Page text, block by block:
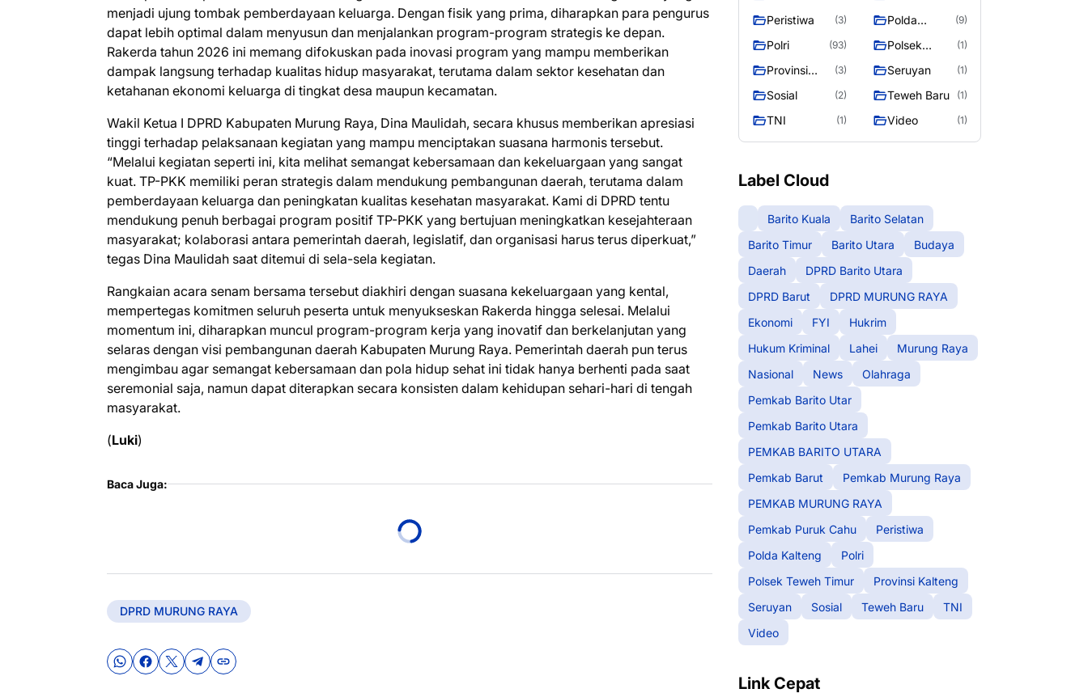
menjadi ujung tombak pemberdayaan keluarga. Dengan fisik yang prima, diharapkan para pengurus
dapat lebih optimal dalam menyusun dan menjalankan program-program strategis ke depan.
Rakerda tahun 2026 ini memang difokuskan pada inovasi program yang mampu memberikan
dampak langsung terhadap kualitas hidup masyarakat, terutama dalam sektor kesehatan dan
ketahanan ekonomi keluarga di tingkat desa maupun kecamatan.
​Wakil Ketua I DPRD Kabupaten Murung Raya, Dina Maulidah, secara khusus memberikan apresiasi
tinggi terhadap pelaksanaan kegiatan yang mampu menciptakan suasana harmonis tersebut.
“Melalui kegiatan seperti ini, kita melihat semangat kebersamaan dan kekeluargaan yang sangat
kuat. TP-PKK memiliki peran strategis dalam mendukung pembangunan daerah, terutama dalam
pemberdayaan keluarga dan peningkatan kualitas kesehatan masyarakat. Kami di DPRD tentu
mendukung penuh berbagai program positif TP-PKK yang bertujuan meningkatkan kesejahteraan
masyarakat; kolaborasi antara pemerintah daerah, legislatif, dan organisasi harus terus diperkuat,”
tegas Dina Maulidah saat ditemui di sela-sela kegiatan.
​Rangkaian acara senam bersama tersebut diakhiri dengan suasana kekeluargaan yang kental,
mempertegas komitmen seluruh peserta untuk menyukseskan Rakerda hingga selesai. Melalui
momentum ini, diharapkan muncul program-program kerja yang inovatif dan berkelanjutan yang
selaras dengan visi pembangunan daerah Kabupaten Murung Raya. Pemerintah daerah pun terus
mengimbau agar semangat kebersamaan dan pola hidup sehat ini tidak hanya berhenti pada saat
seremonial saja, namun dapat diterapkan secara konsisten dalam kehidupan sehari-hari di tengah
masyarakat.
(Luki)
Baca Juga:
DPRD MURUNG RAYA
Raya
RAYA
Peristiwa (3)
Polda
(9)
Polri (93)
Polsek
(1)
Provinsi
(3) Seruyan (1)
Sosial (2) Teweh Baru (1)
TNI (1) Video (1)
Label Cloud
Barito Kuala
Barito Selatan
Barito Timur
Barito Utara
Budaya
Daerah
DPRD Barito Utara
DPRD Barut
DPRD MURUNG RAYA
Ekonomi
FYI
Hukrim
Hukum Kriminal
Lahei
Murung Raya
Nasional
News
Olahraga
Pemkab Barito Utar
Pemkab Barito Utara
PEMKAB BARITO UTARA
Pemkab Barut
Pemkab Murung Raya
PEMKAB MURUNG RAYA
Pemkab Puruk Cahu
Peristiwa
Polda Kalteng
Polri
Polsek Teweh Timur
Provinsi Kalteng
Seruyan
Sosial Teweh Baru
TNI
Video
Link Cepat